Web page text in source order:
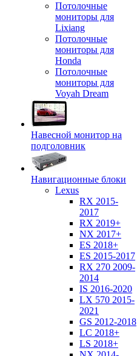
Потолочные
мониторы для
Lixiang
Потолочные
мониторы для
Honda
Потолочные
мониторы для
Voyah Dream
Навесной монитор на
подголовник
Навигационные блоки
Lexus
RX 2015-
2017
RX 2019+
NX 2017+
ES 2018+
ES 2015-2017
RX 270 2009-
2014
IS 2016-2020
LX 570 2015-
2021
GS 2012-2018
LC 2018+
LS 2018+